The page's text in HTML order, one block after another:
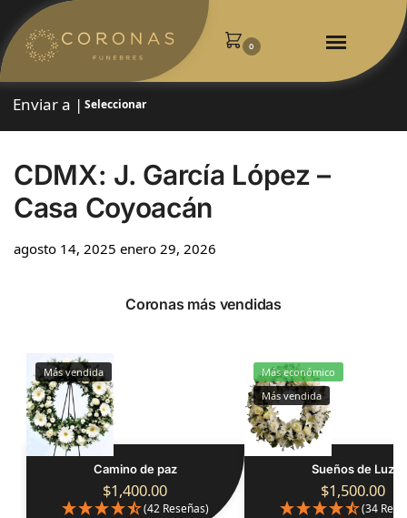
0
Enviar a | Seleccionar
CDMX: J. García López –
Casa Coyoacán
agosto 14, 2025 enero 29, 2026
Coronas más vendidas
Más vendida
Camino de paz
$1,400.00
(42 Reseñas)
Más económico
Más vendida
Sueños de Luz
$1,500.00
(34